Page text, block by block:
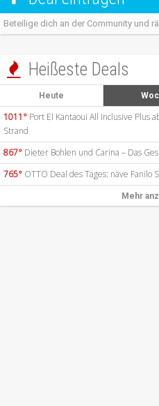
Beteilige dich an der Community und
 Heißeste Deals
Heute
1011° Port El Kantaoui All Inclusive Plus
Strand
867° Dieter Bohlen und Carina – Das
765° OTTO Deal des Tages: näve Fanilo
Mehr